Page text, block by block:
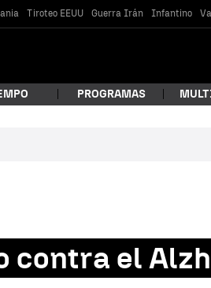
Tiroteo EEUU Guerra Irán Infantino
PROGRAMAS
contra el